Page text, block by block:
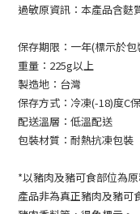
過敏原資訊：本產品含麩
保存期限：一年(標示於包
重量：225g以上
製造地：台灣
保存方式：冷凍(-18)度C
配送溫層：低溫配送
包裝材質：耐熱抗凍包裝
*以豬肉及豬可食部位為
產品非為真正豬肉及豬可